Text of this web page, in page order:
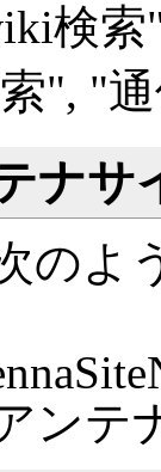
検索
", "
ナサ
のよ
ンテ